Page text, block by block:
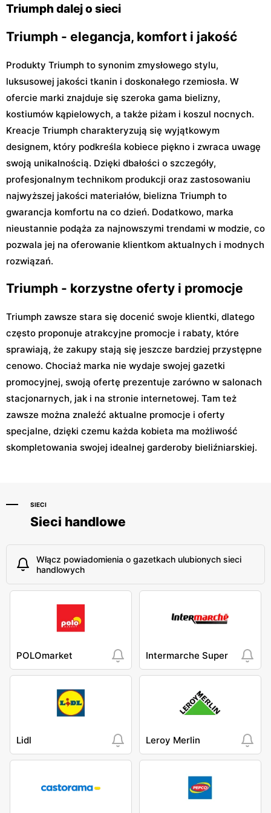
Triumph dalej o sieci
Triumph - elegancja, komfort i jakość
Produkty Triumph to synonim zmysłowego stylu,
luksusowej jakości tkanin i doskonałego rzemiosła. W
ofercie marki znajduje się szeroka gama bielizny,
kostiumów kąpielowych, a także piżam i koszul nocnych.
Kreacje Triumph charakteryzują się wyjątkowym
designem, który podkreśla kobiece piękno i zwraca uwagę
swoją unikalnością. Dzięki dbałości o szczegóły,
profesjonalnym technikom produkcji oraz zastosowaniu
najwyższej jakości materiałów, bielizna Triumph to
gwarancja komfortu na co dzień. Dodatkowo, marka
nieustannie podąża za najnowszymi trendami w modzie, co
pozwala jej na oferowanie klientkom aktualnych i modnych
rozwiązań.
Triumph - korzystne oferty i promocje
Triumph zawsze stara się docenić swoje klientki, dlatego
często proponuje atrakcyjne promocje i rabaty, które
sprawiają, że zakupy stają się jeszcze bardziej przystępne
cenowo. Chociaż marka nie wydaje swojej gazetki
promocyjnej, swoją ofertę prezentuje zarówno w salonach
stacjonarnych, jak i na stronie internetowej. Tam też
zawsze można znaleźć aktualne promocje i oferty
specjalne, dzięki czemu każda kobieta ma możliwość
skompletowania swojej idealnej garderoby bieliźniarskiej.
SIECI
Sieci handlowe
Włącz powiadomienia o gazetkach ulubionych sieci
handlowych
POLOmarket Intermarche Super
Lidl Leroy Merlin